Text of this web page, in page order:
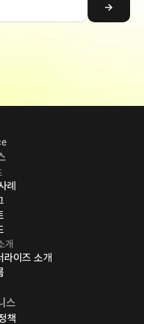
→
례
개
라이즈 소개
스
책